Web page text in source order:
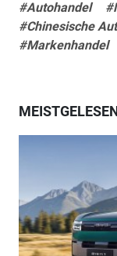
#Autohandel
#Chinesische
#Markenhandel